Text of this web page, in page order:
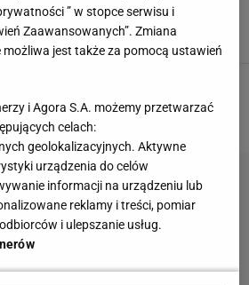
się zazielenią
PORADY TRAWA
NASTĘPNA
” w stopce serwisu i
Zaawansowanych”. Zmiana
jest także za pomocą ustawień
i Agora S.A. możemy przetwarzać
celach:
geolokalizacyjnych. Aktywne
urządzenia do celów
informacji na urządzeniu lub
reklamy i treści, pomiar
i ulepszanie usług.